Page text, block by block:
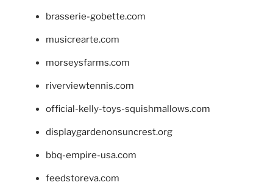
brasserie-gobette.com
musicrearte.com
morseysfarms.com
riverviewtennis.com
official-kelly-toys-squishmallows.com
displaygardenonsuncrest.org
bbq-empire-usa.com
feedstoreva.com